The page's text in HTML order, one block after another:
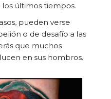
últimos tiempos.
pueden verse
o de desafío a las
que muchos
en sus hombros.